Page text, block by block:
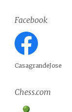
Facebook
CasagrandeJose
Chess.com